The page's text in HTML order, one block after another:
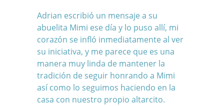
Adrian escribió un mensaje a su
abuelita Mimi ese día y lo puso allí, mi
corazón se infló inmediatamente al ver
su iniciativa, y me parece que es una
manera muy linda de mantener la
tradición de seguir honrando a Mimi
así como lo seguimos haciendo en la
casa con nuestro propio altarcito.